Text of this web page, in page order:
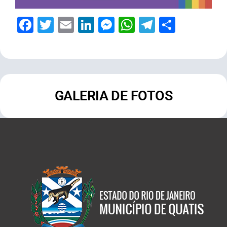
Facebook
Twitter
EmailLinkedIn
Messenger
WhatsApp
Telegram
GALERIA DE FOTOS